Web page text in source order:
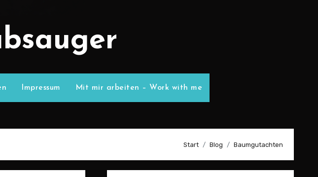
Impressum Mit mir arbeiten – Work with me
Start Blog Baumgutachten